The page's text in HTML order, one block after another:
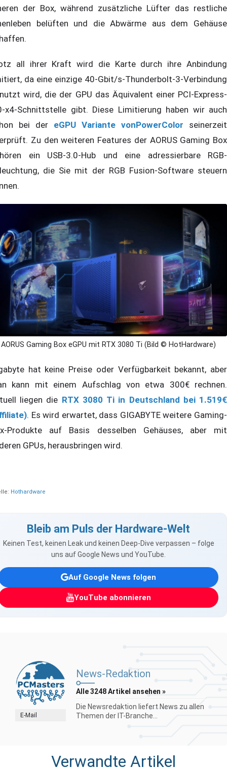
der Box, während zusätzliche Lüfter das restliche
belüften und die Abwärme aus dem Gehäuse
all ihrer Kraft wird die Karte durch ihre Anbindung
da eine einzige 40-Gbit/s-Thunderbolt-3-Verbindung
wird, die der GPU das Äquivalent einer PCI-Express-
x4-Schnittstelle gibt. Diese Limitierung haben wir auch
bei der eGPU Variante vonPowerColor seinerzeit
Zu den weiteren Features der AORUS Gaming Box
ein USB-3.0-Hub und eine adressierbare RGB-
die Sie mit der RGB Fusion-Software steuern
AORUS Gaming Box eGPU mit RTX 3080 Ti (Bild © HotHardware)
hat keine Preise oder Verfügbarkeit bekannt, aber
kann mit einem Aufschlag von etwa 300€ rechnen.
liegen die RTX 3080 Ti in Deutschland bei 1.519€
. Es wird erwartet, dass GIGABYTE weitere Gaming-
Produkte auf Basis desselben Gehäuses, aber mit
GPUs, herausbringen wird.
Hothardware
Bleib am Puls der Hardware-Welt
Keinen Test, keinen Leak und keinen Deep-Dive verpassen – folge
uns auf Google News und YouTube.
Auf Google News folgen
YouTube abonnieren
E-Mail
News-Redaktion
Alle 3248 Artikel ansehen »
Die Newsredaktion liefert News zu allen
Themen der IT-Branche...
Verwandte Artikel